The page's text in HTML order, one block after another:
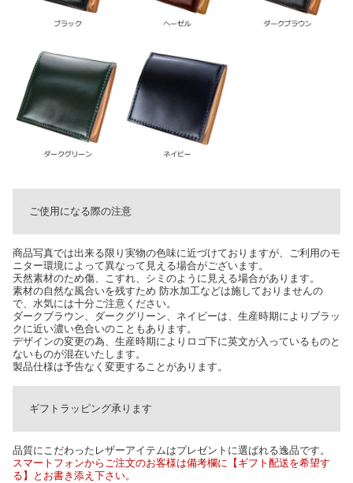
ご使用になる際の注意
商品写真では出来る限り実物の色味に近づけておりますが、ご利用のモ
ニター環境によって異なって見える場合がございます。
天然素材のため傷、こすれ、シミのように見える場合があります。
素材の自然な風合いを残すため 防水加工などは施しておりませんの
で、水気には十分ご注意ください。
ダークブラウン、ダークグリーン、ネイビーは、生産時期によりブラッ
クに近い濃い色合いのこともあります。
デザインの変更の為、生産時期によりロゴ下に英文が入っているものと
ないものが混在いたします。
製品仕様は予告なく変更することがあります。
ギフトラッピング承ります
品質にこだわったレザーアイテムはプレゼントに選ばれる逸品です。
スマートフォンからご注文のお客様は備考欄に【ギフト配送を希望す
る】とお書き添え下さい。